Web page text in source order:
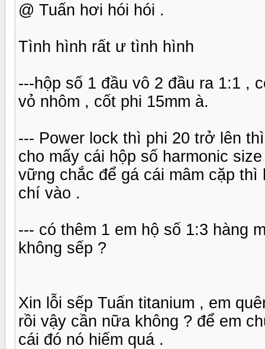
@ Tuấn hơi hói hói .
Tình hình rất ư tình hình
---hộp số 1 đầu vô 2 đầu ra 1:1 ,
vỏ nhôm , cốt phi 15mm à.
--- Power lock thì phi 20 trở lên
cho mấy cái hộp số harmonic
vững chắc để gá cái mâm cặp
chí vào .
--- có thêm 1 em hộ số 1:3 hàng
không sếp ?
Xin lỗi sếp Tuấn titanium , em
rồi vậy cần nữa không ? để em
cái đó nó hiếm quá .